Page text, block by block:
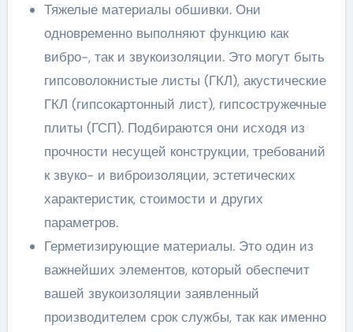
Тяжелые материалы обшивки. Они
одновременно выполняют функцию как
вибро-, так и звукоизоляции. Это могут быть
гипсоволокнистые листы (ГКЛ), акустические
ГКЛ (гипсокартонный лист), гипсостружечные
плиты (ГСП). Подбираются они исходя из
прочности несущей конструкции, требований
к звуко- и виброизоляции, эстетических
характеристик, стоимости и других
параметров.
Герметизирующие материалы. Это один из
важнейших элементов, который обеспечит
вашей звукоизоляции заявленный
производителем срок службы, так как именно